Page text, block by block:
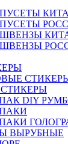
ШВЕНЗЫ
ШВЕНЗЫ
DIY
ВЫРУБНЫЕ